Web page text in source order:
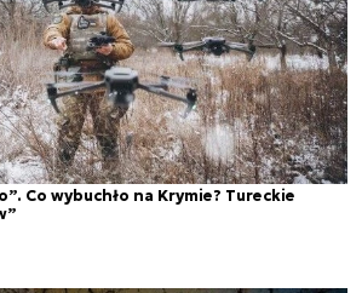
Co wybuchło na Krymie? Tureckie